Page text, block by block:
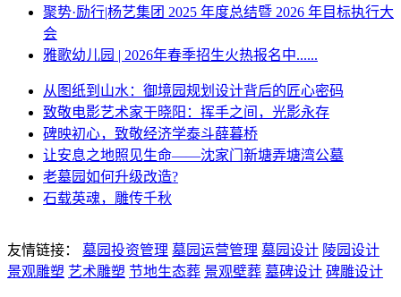
聚势·励行|杨艺集团 2025 年度总结暨 2026 年目标执行大
会
雅歌幼儿园 | 2026年春季招生火热报名中......
从图纸到山水：御境园规划设计背后的匠心密码
致敬电影艺术家于晓阳：挥手之间，光影永存
碑映初心，致敬经济学泰斗薛暮桥
让安息之地照见生命——沈家门新塘弄塘湾公墓
老墓园如何升级改造?
石载英魂，雕传千秋
友情链接： 墓园投资管理 墓园运营管理 墓园设计 陵园设计
景观雕塑 艺术雕塑 节地生态葬 景观壁葬 墓碑设计 碑雕设计